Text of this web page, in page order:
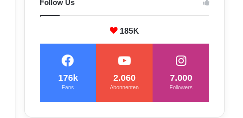
Follow Us
185K
176k
Fans
2.060
Abonnenten
7.000
Followers